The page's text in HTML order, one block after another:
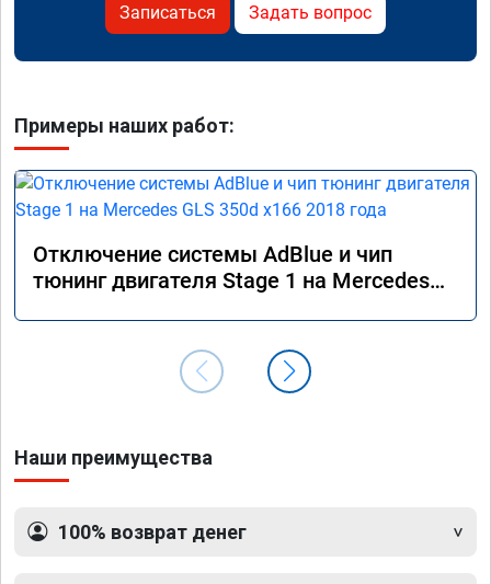
Записаться Задать вопрос
Примеры наших работ:
Отключение системы AdBlue и чип
тюнинг двигателя Stage 1 на Mercedes
Наши преимущества
100% возврат денег